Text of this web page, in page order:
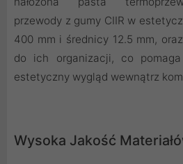
przewody z gumy CIIR w
400 mm i średnicy 12.5 mm,
do ich organizacji, co
estetyczny wygląd wewnątrz
Wysoka Jakość